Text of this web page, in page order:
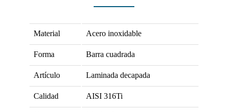
Material Acero inoxidable
Forma Barra cuadrada
Artículo Laminada decapada
Calidad AISI 316Ti